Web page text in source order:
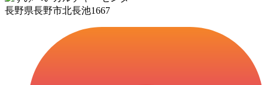
長野県長野市北長池1667